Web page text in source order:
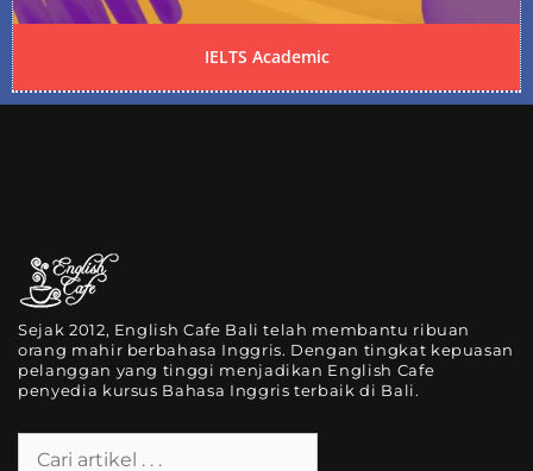
IELTS Academic
Sejak 2012, English Cafe Bali telah membantu ribuan
orang mahir berbahasa Inggris. Dengan tingkat kepuasan
pelanggan yang tinggi menjadikan English Cafe
penyedia kursus Bahasa Inggris terbaik di Bali.